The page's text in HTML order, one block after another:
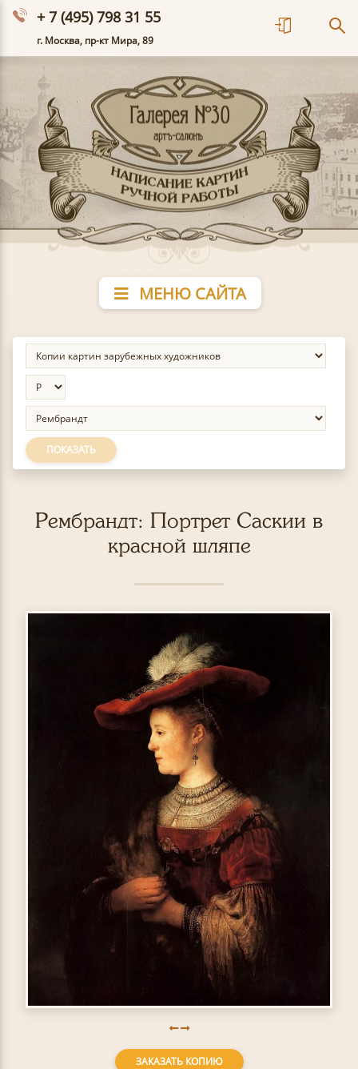
+ 7 (495) 798 31 55
г. Москва, пр-кт Мира, 89
МЕНЮ САЙТА
ПОКАЗАТЬ
Рембрандт: Портрет Саскии в
красной шляпе
ЗАКАЗАТЬ КОПИЮ